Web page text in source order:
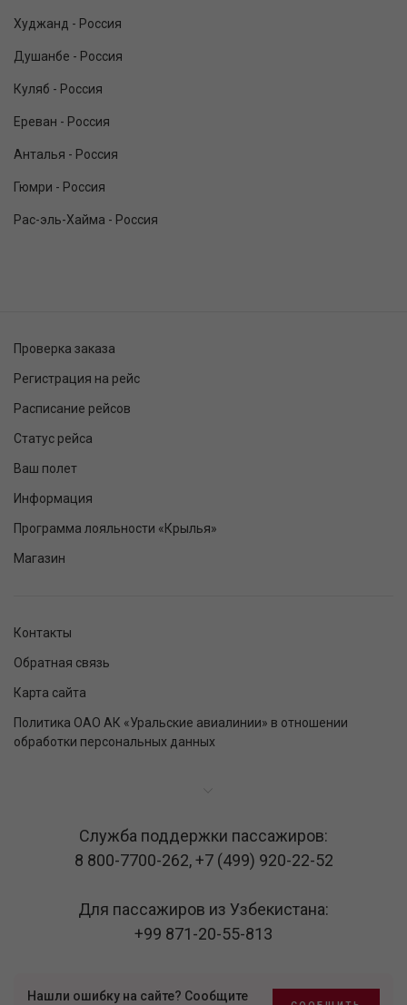
Худжанд - Россия
Душанбе - Россия
Куляб - Россия
Ереван - Россия
Анталья - Россия
Гюмри - Россия
Рас-эль-Хайма - Россия
Проверка заказа
Регистрация на рейс
Расписание рейсов
Статус рейса
Ваш полет
Информация
Программа лояльности «Крылья»
Магазин
Контакты
Обратная связь
Карта сайта
Политика ОАО АК «Уральские авиалинии» в отношении
обработки персональных данных
Служба поддержки пассажиров:
8 800-7700-262,+7 (499) 920-22-52
Для пассажиров из Узбекистана:
+99 871-20-55-813
Нашли ошибку на сайте? Сообщите